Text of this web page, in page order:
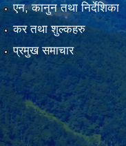
एन, कानुन तथा निर्देशिका
कर तथा शुल्कहरु
प्रमुख समाचार